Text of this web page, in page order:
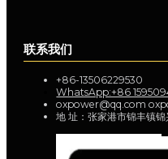
联系我们
+86-13506229530
WhatsApp:+86
oxpower@qq.com
地 址：张家港市锦丰镇